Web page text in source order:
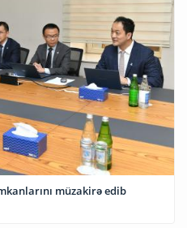
müzakirə edib